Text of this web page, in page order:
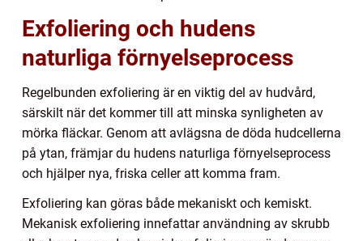
Exfoliering och hudens
naturliga förnyelseprocess
Regelbunden exfoliering är en viktig del av hudvård,
särskilt när det kommer till att minska synligheten av
mörka fläckar. Genom att avlägsna de döda hudcellerna
på ytan, främjar du hudens naturliga förnyelseprocess
och hjälper nya, friska celler att komma fram.
Exfoliering kan göras både mekaniskt och kemiskt.
Mekanisk exfoliering innefattar användning av skrubb